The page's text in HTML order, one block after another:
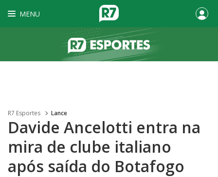
MENU
R7 Esportes Lance
Davide Ancelotti entra na
mira de clube italiano
após saída do Botafogo